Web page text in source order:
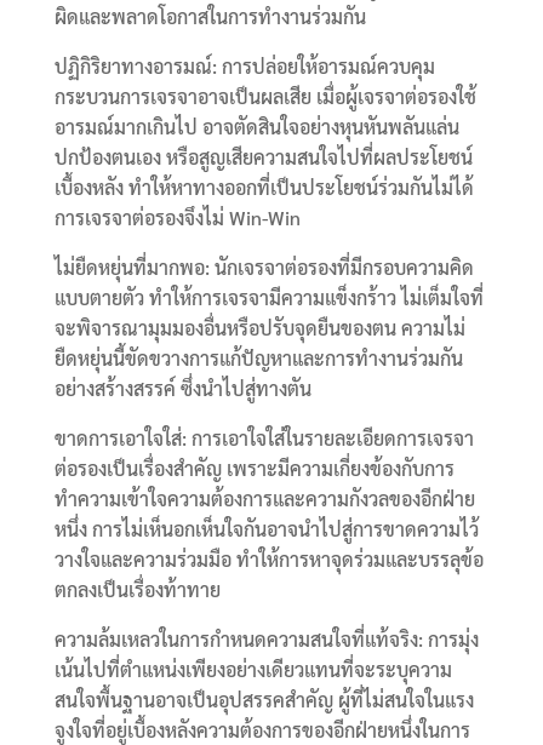
ผิดและพลาดโอกาสในการทำงานร่วมกัน
ปฏิกิริยาทางอารมณ์: การปล่อยให้อารมณ์ควบคุม
กระบวนการเจรจาอาจเป็นผลเสีย เมื่อผู้เจรจาต่อรองใช้
อารมณ์มากเกินไป อาจตัดสินใจอย่างหุนหันพลันแล่น
ปกป้องตนเอง หรือสูญเสียความสนใจไปที่ผลประโยชน์
เบื้องหลัง ทำให้หาทางออกที่เป็นประโยชน์ร่วมกันไม่ได้
การเจรจาต่อรองจึงไม่ Win-Win
ไม่ยืดหยุ่นที่มากพอ: นักเจรจาต่อรองที่มีกรอบความคิด
แบบตายตัว ทำให้การเจรจามีความแข็งกร้าว ไม่เต็มใจที่
จะพิจารณามุมมองอื่นหรือปรับจุดยืนของตน ความไม่
ยืดหยุ่นนี้ขัดขวางการแก้ปัญหาและการทำงานร่วมกัน
อย่างสร้างสรรค์ ซึ่งนำไปสู่ทางตัน
ขาดการเอาใจใส่: การเอาใจใส่ในรายละเอียดการเจรจา
ต่อรองเป็นเรื่องสำคัญ เพราะมีความเกี่ยงข้องกับการ
ทำความเข้าใจความต้องการและความกังวลของอีกฝ่าย
หนึ่ง การไม่เห็นอกเห็นใจกันอาจนำไปสู่การขาดความไว้
วางใจและความร่วมมือ ทำให้การหาจุดร่วมและบรรลุข้อ
ตกลงเป็นเรื่องท้าทาย
ความล้มเหลวในการกำหนดความสนใจที่แท้จริง: การมุ่ง
เน้นไปที่ตำแหน่งเพียงอย่างเดียวแทนที่จะระบุความ
สนใจพื้นฐานอาจเป็นอุปสรรคสำคัญ ผู้ที่ไม่สนใจในแรง
จูงใจที่อยู่เบื้องหลังความต้องการของอีกฝ่ายหนึ่งในการ